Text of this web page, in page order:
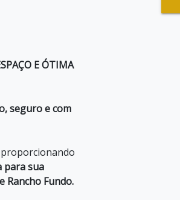
E ÓTIMA
seguro e com
para sua
Rancho Fundo.